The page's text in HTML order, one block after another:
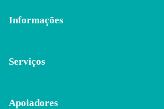
Informações
Serviços
Apoiadores